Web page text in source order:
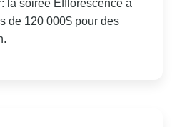
la soirée Efflorescence a
de 120 000$ pour des